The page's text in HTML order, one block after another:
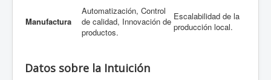
Manufactura
Automatización, Control
de calidad, Innovación de
productos.
Escalabilidad de la
producción local.
Datos sobre la Intuición